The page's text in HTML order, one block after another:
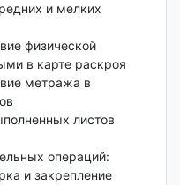
и мелких
физической
в карте раскроя
метража в
листов
операций:
и закрепление